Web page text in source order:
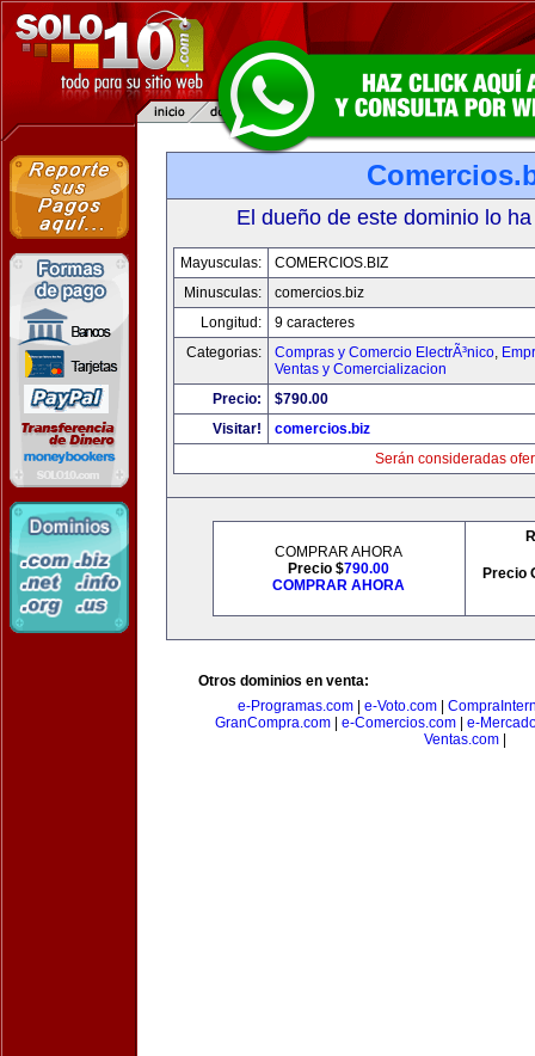
El dueño de este dominio lo
Mayusculas:
COMERCIOS.BIZ
Minusculas:
comercios.biz
Longitud:
9 caracteres
Categorias:
Compras y Comercio ElectrÃ³nico,
Ventas y Comercializacion
Precio:
$790.00
Visitar!
comercios.biz
Serán consideradas
COMPRAR AHORA
Precio $790.00
COMPRAR AHORA
Precio
Otros dominios en venta:
e-Programas.com
e-Voto.com
GranCompra.com
e-Comercios.com
e-
Ventas.com|